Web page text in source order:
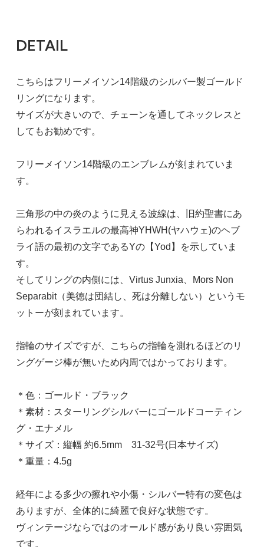
DETAIL
こちらはフリーメイソン14階級のシルバー製ゴールド
リングになります。
サイズが大きいので、チェーンを通してネックレスと
してもお勧めです。
フリーメイソン14階級のエンブレムが刻まれていま
す。
三角形の中の炎のように見える波線は、旧約聖書にあ
らわれるイスラエルの最高神YHWH(ヤハウェ)のヘブ
ライ語の最初の文字であるYの【Yod】を示していま
す。
そしてリングの内側には、Virtus Junxia、Mors Non
Separabit（美徳は団結し、死は分離しない）というモ
ットーが刻まれています。
指輪のサイズですが、こちらの指輪を測れるほどのリ
ングゲージ棒が無いため内周ではかっております。
＊色：ゴールド・ブラック
＊素材：スターリングシルバーにゴールドコーティン
グ・エナメル
＊サイズ：縦幅 約6.5mm 31-32号(日本サイズ)
＊重量：4.5g
経年による多少の擦れや小傷・シルバー特有の変色は
ありますが、全体的に綺麗で良好な状態です。
ヴィンテージならではのオールド感があり良い雰囲気
です。